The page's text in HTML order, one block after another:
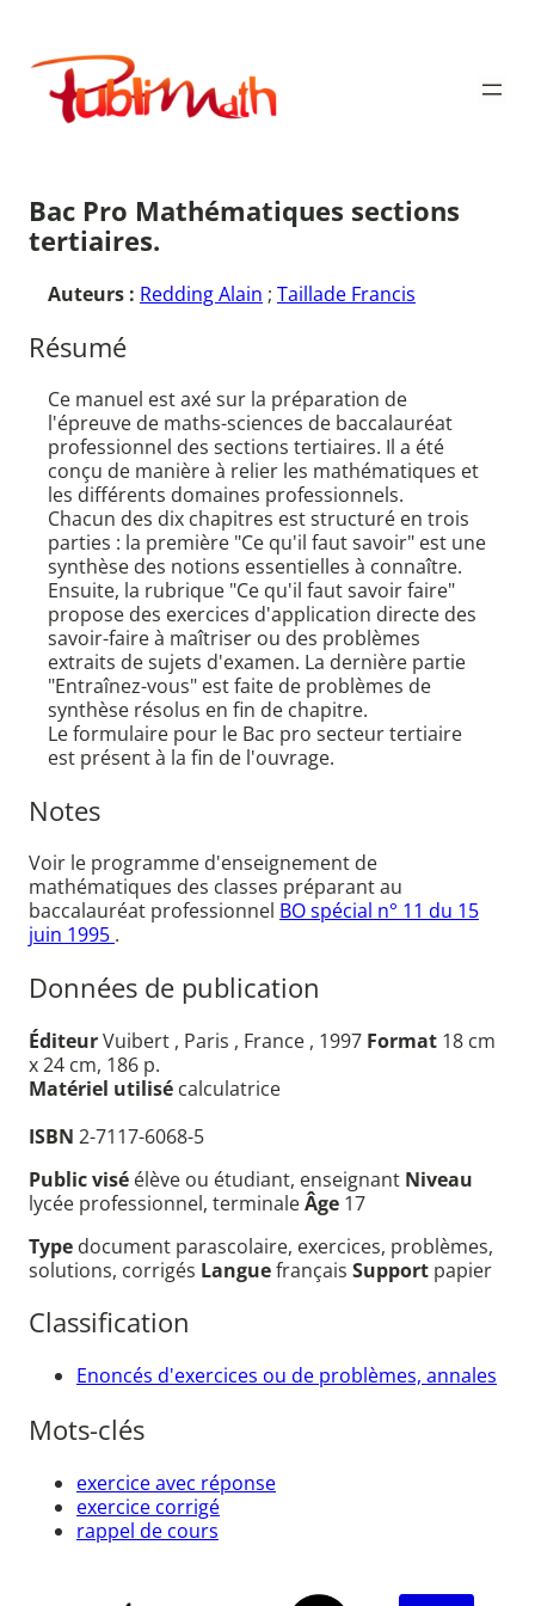
contenu
Publimath
Bac Pro Mathématiques sections
tertiaires.
Auteurs : Redding Alain ; Taillade Francis
Résumé
Ce manuel est axé sur la préparation de
l'épreuve de maths-sciences de baccalauréat
professionnel des sections tertiaires. Il a été
conçu de manière à relier les mathématiques et
les différents domaines professionnels.
Chacun des dix chapitres est structuré en trois
parties : la première "Ce qu'il faut savoir" est une
synthèse des notions essentielles à connaître.
Ensuite, la rubrique "Ce qu'il faut savoir faire"
propose des exercices d'application directe des
savoir-faire à maîtriser ou des problèmes
extraits de sujets d'examen. La dernière partie
"Entraînez-vous" est faite de problèmes de
synthèse résolus en fin de chapitre.
Le formulaire pour le Bac pro secteur tertiaire
est présent à la fin de l'ouvrage.
Notes
Voir le programme d'enseignement de
mathématiques des classes préparant au
baccalauréat professionnel BO spécial n° 11 du 15
juin 1995 .
Données de publication
ÉditeurVuibert , Paris , France , 1997 Format 18 cm
x 24 cm, 186 p.
Matériel utilisé calculatrice
ISBN 2-7117-6068-5
Public visé élève ou étudiant, enseignant Niveau
lycée professionnel, terminaleÂge 17
Type document parascolaire, exercices, problèmes,
solutions, corrigés Languefrançais Support papier
Classification
Enoncés d'exercices ou de problèmes, annales
Mots-clés
exercice avec réponse
exercice corrigé
rappel de cours